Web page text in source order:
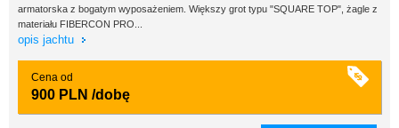
armatorska z bogatym wyposażeniem. Większy grot typu "SQUARE TOP", żagle z
materiału FIBERCON PRO...
opis jachtu
Cena od
900 PLN /dobę